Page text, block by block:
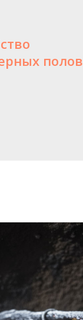
полов